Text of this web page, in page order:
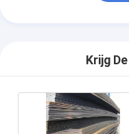
Krijg